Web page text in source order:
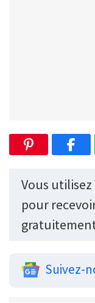
Vous utilisez
pour
Suivez-